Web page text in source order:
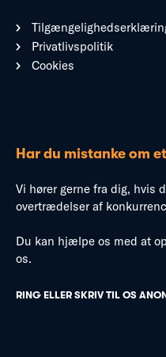
Privatlivspolitik
Cookies
Har du mistanke om
Vi hører gerne fra dig, hvis
overtrædelser af
Du kan hjælpe os med at
os.
RING ELLER SKRIV TIL OS